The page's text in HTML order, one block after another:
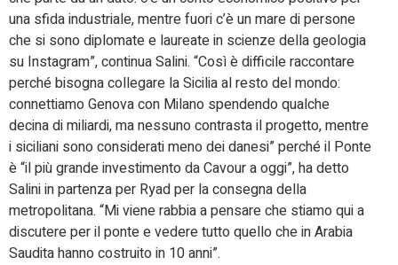
una sfida industriale, mentre fuori c’è un mare di persone
che si sono diplomate e laureate in scienze della geologia
su Instagram”, continua Salini. “Così è difficile raccontare
perché bisogna collegare la Sicilia al resto del mondo:
connettiamo Genova con Milano spendendo qualche
decina di miliardi, ma nessuno contrasta il progetto, mentre
i siciliani sono considerati meno dei danesi” perché il Ponte
è “il più grande investimento da Cavour a oggi”, ha detto
Salini in partenza per Ryad per la consegna della
metropolitana. “Mi viene rabbia a pensare che stiamo qui a
discutere per il ponte e vedere tutto quello che in Arabia
Saudita hanno costruito in 10 anni”.